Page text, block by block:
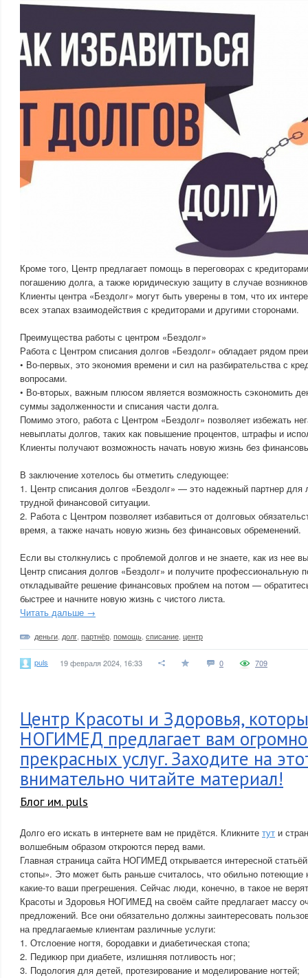
Кроме того, Центр предлагает помощь в переговорах с
погашению долга, а также юридическую защиту в случае
Клиенты центра «Бездолг» могут быть уверены в том, что их
всех этапах взаимодействия с кредиторами и другими сторонами.
Преимущества работы с центром «Бездолг»
Работа с Центром списания долгов «Бездолг» обладает рядом
• Во-первых, это экономия времени и сил на разбирательства с
вопросами.
• Во-вторых, важным плюсом является возможность сэкономить
суммы задолженности и списания части долга.
Помимо этого, работа с Центром «Бездолг» позволяет избежать
невыплаты долгов, таких как повышение процентов, штрафы и
Клиенты получают возможность начать новую жизнь без
В заключение хотелось бы отметить следующее:
1. Центр списания долгов «Бездолг» — это надежный партнер для
трудной финансовой ситуации.
2. Работа с Центром позволяет избавиться от долговых
время, а также начать новую жизнь без финансовых обременений.
Если вы столкнулись с проблемой долгов и не знаете, как из нее
Центр списания долгов «Бездолг» и получите профессиональную
откладывайте решение финансовых проблем на потом —
быстрее и начните новую жизнь с чистого листа.
Читать дальше →
деньги долг партнёр помощь списание центр
puls 19 февраля 2024, 16:33 0 709
Центр Красоты и Здоровья,
НОГИМЕД предлагает вам
прекрасных услуг. Заходите на
внимательно читайте материал!
Блог им. puls
Долго его искать в интернете вам не придётся. Кликните тут и
волшебным образом откроются перед вами.
Главная страница сайта НОГИМЕД открывается интересной
стопы». Это может быть раньше считалось, что обильно потеющие
какие-то ваши прегрешения. Сейчас люди, конечно, в такое не
Красоты и Здоровья НОГИМЕД на своём сайте предлагает массу
предложений. Все они обязательно должны заинтересовать
на предлагаемые клиентам различные услуги:
1. Отслоение ногтя, бородавки и диабетическая стопа;
2. Педикюр при диабете, излишняя потливость ног;
3. Подология для детей, протезирование и моделирование ногтей;